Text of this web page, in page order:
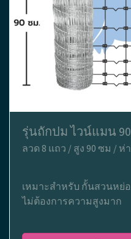
รุ่นถักปม ไวน์แมน
ลวด 8 แถว / สูง 90 ซม / ห่
เหมาะสำหรับ กั้นสวนหย่
ไม่ต้องการความสูงมาก